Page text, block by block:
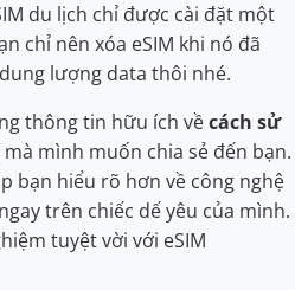
du lịch chỉ được cài đặt một
chỉ nên xóa eSIM khi nó đã
lượng data thôi nhé.
thông tin hữu ích vềcách sử
mà mình muốn chia sẻ đến bạn.
bạn hiểu rõ hơn về công nghệ
trên chiếc dế yêu của mình.
tuyệt vời với eSIM